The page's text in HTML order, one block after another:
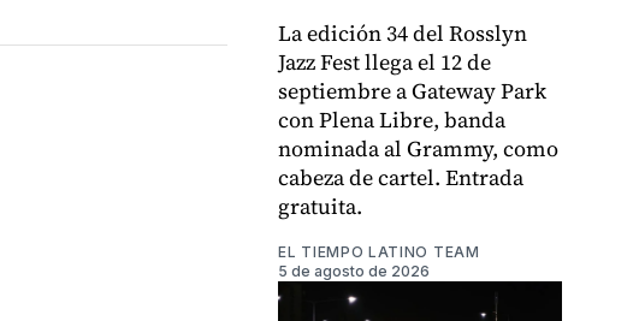
La edición 34 del Rosslyn
Jazz Fest llega el 12 de
septiembre a Gateway Park
con Plena Libre, banda
nominada al Grammy, como
cabeza de cartel. Entrada
gratuita.
EL TIEMPO LATINO TEAM
5 de agosto de 2026